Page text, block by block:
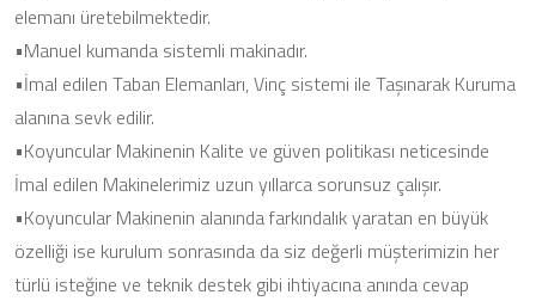
elemanı üretebilmektedir.
•Manuel kumanda sistemli makinadır.
•İmal edilen Taban Elemanları, Vinç sistemi ile Taşınarak Kuruma
alanına sevk edilir.
•Koyuncular Makinenin Kalite ve güven politikası neticesinde
İmal edilen Makinelerimiz uzun yıllarca sorunsuz çalışır.
•Koyuncular Makinenin alanında farkındalık yaratan en büyük
özelliği ise kurulum sonrasında da siz değerli müşterimizin her
türlü isteğine ve teknik destek gibi ihtiyacına anında cevap